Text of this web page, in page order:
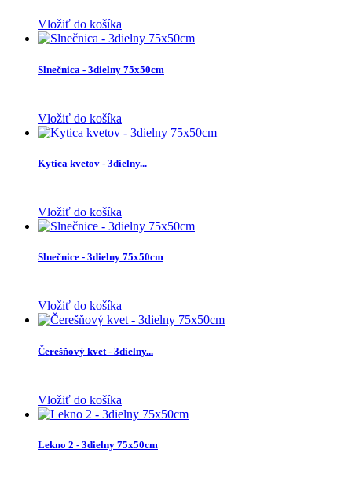
Vložiť do košíka
Slnečnica - 3dielny 75x50cm
Vložiť do košíka
Kytica kvetov - 3dielny...
Vložiť do košíka
Slnečnice - 3dielny 75x50cm
Vložiť do košíka
Čerešňový kvet - 3dielny...
Vložiť do košíka
Lekno 2 - 3dielny 75x50cm